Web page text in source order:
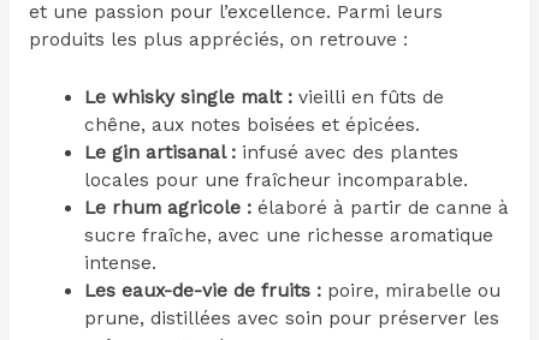
et une passion pour l’excellence. Parmi leurs
produits les plus appréciés, on retrouve :
Le whisky single malt : vieilli en fûts de
chêne, aux notes boisées et épicées.
Le gin artisanal : infusé avec des plantes
locales pour une fraîcheur incomparable.
Le rhum agricole : élaboré à partir de canne à
sucre fraîche, avec une richesse aromatique
intense.
Les eaux-de-vie de fruits : poire, mirabelle ou
prune, distillées avec soin pour préserver les